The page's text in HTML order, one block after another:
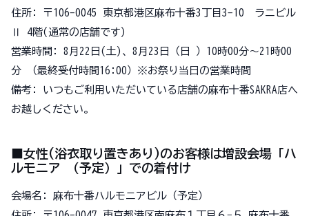
住所: 〒106-0045 東京都港区麻布十番3丁目3-10 ラニビル
Ⅱ 4階(通常の店舗です)
営業時間: 8月22日(土)、8月23日（日 ）10時00分～21時00
分 （最終受付時間16:00）※お祭り当日の営業時間
備考: いつもご利用いただいている店舗の麻布十番SAKRA店へ
お越しください。
■女性(浴衣取り置きあり)のお客様は増設会場「ハ
ルモニア （予定）」での着付け
会場名: 麻布十番ハルモニアビル（予定）